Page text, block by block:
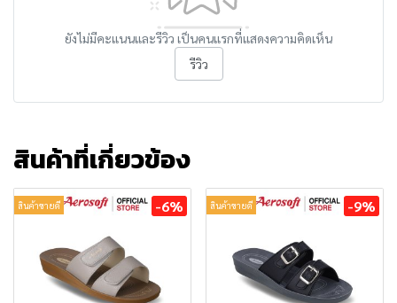
ยังไม่มีคะแนนและรีวิว เป็นคนแรกที่แสดงความคิดเห็น
รีวิว
สินค้าที่เกี่ยวข้อง
สินค้าขายดี -6% สินค้าขายดี -9%